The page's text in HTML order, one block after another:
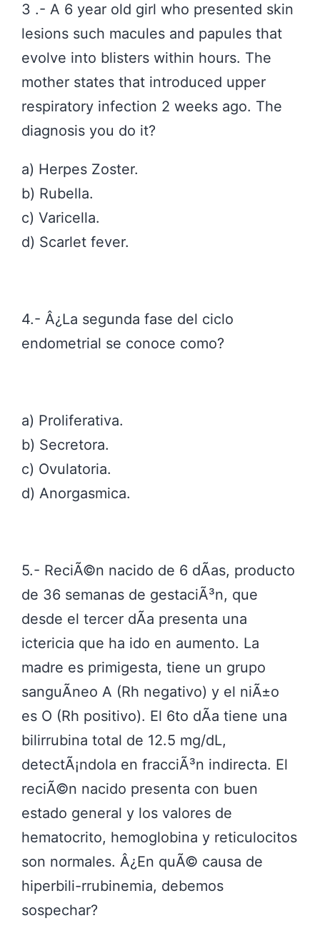
3 .- A 6 year old girl who presented skin
lesions such macules and papules that
evolve into blisters within hours. The
mother states that introduced upper
respiratory infection 2 weeks ago. The
diagnosis you do it?
a) Herpes Zoster.
b) Rubella.
c) Varicella.
d) Scarlet fever.
4.- Â¿La segunda fase del ciclo
endometrial se conoce como?
a) Proliferativa.
b) Secretora.
c) Ovulatoria.
d) Anorgasmica.
5.- ReciÃ©n nacido de 6 dÃ­as, producto
de 36 semanas de gestaciÃ³n, que
desde el tercer dÃ­a presenta una
ictericia que ha ido en aumento. La
madre es primigesta, tiene un grupo
sanguÃ­neo A (Rh negativo) y el niÃ±o
es O (Rh positivo). El 6to dÃ­a tiene una
bilirrubina total de 12.5 mg/dL,
detectÃ¡ndola en fracciÃ³n indirecta. El
reciÃ©n nacido presenta con buen
estado general y los valores de
hematocrito, hemoglobina y reticulocitos
son normales. Â¿En quÃ© causa de
hiperbili-rrubinemia, debemos
sospechar?